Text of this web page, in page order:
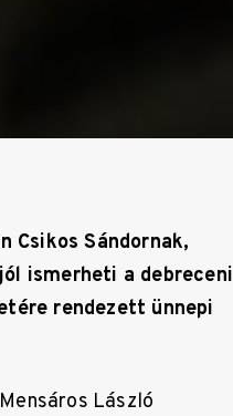
Csikos Sándornak,
ismerheti a debreceni
rendezett ünnepi
László